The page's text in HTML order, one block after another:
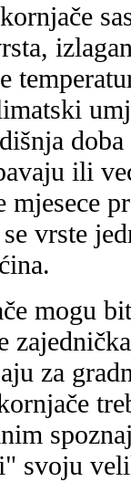
ili
mjesece
vrste
mogu
za
svoju